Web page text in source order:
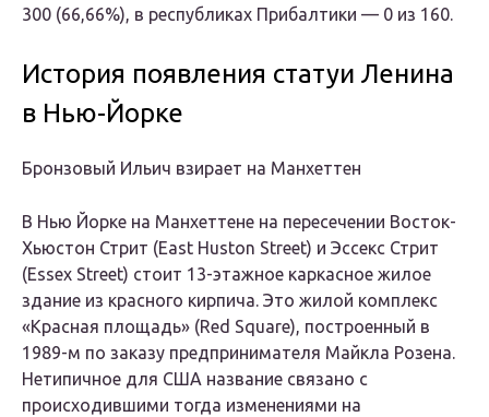
300 (66,66%), в республиках Прибалтики — 0 из 160.
История появления статуи Ленина
в Нью-Йорке
Бронзовый Ильич взирает на Манхеттен
В Нью Йорке на Манхеттене на пересечении Восток-
Хьюстон Стрит (East Huston Street) и Эссекс Стрит
(Essex Street) стоит 13-этажное каркасное жилое
здание из красного кирпича. Это жилой комплекс
«Красная площадь» (Red Square), построенный в
1989-м по заказу предпринимателя Майкла Розена.
Нетипичное для США название связано с
происходившими тогда изменениями на